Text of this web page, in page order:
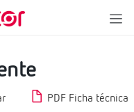
e conversores de medição
PDF Ficha técnica